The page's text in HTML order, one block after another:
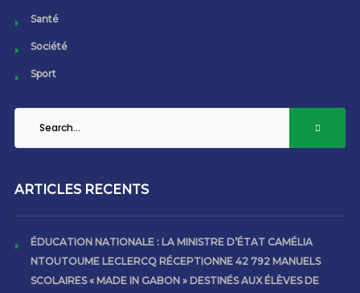
Santé
Société
Sport
ARTICLES RECENTS
ÉDUCATION NATIONALE : LA MINISTRE D’ÉTAT CAMÉLIA
NTOUTOUME LECLERCQ RÉCEPTIONNE 42 792 MANUELS
SCOLAIRES « MADE IN GABON » DESTINÉS AUX ÉLÈVES DE